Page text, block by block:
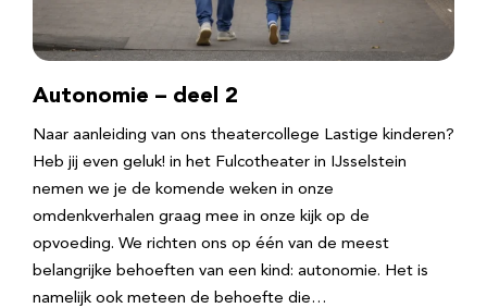
Autonomie – deel 2
Naar aanleiding van ons theatercollege Lastige kinderen?
Heb jij even geluk! in het Fulcotheater in IJsselstein
nemen we je de komende weken in onze
omdenkverhalen graag mee in onze kijk op de
opvoeding. We richten ons op één van de meest
belangrijke behoeften van een kind: autonomie. Het is
namelijk ook meteen de behoefte die…